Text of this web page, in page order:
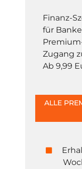
Finanz-
für
Zugang
Ab 9,99
ALLE